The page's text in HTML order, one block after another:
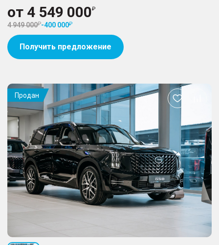
от 4 549 000
4 949 000 -400 000
Получить предложение
Продан
Добавить
в